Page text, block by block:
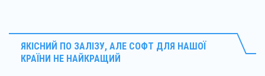
ЯКІСНИЙ ПО ЗАЛІЗУ, АЛЕ СОФТ ДЛЯ НАШОЇ
КРАЇНИ НЕ НАЙКРАЩИЙ